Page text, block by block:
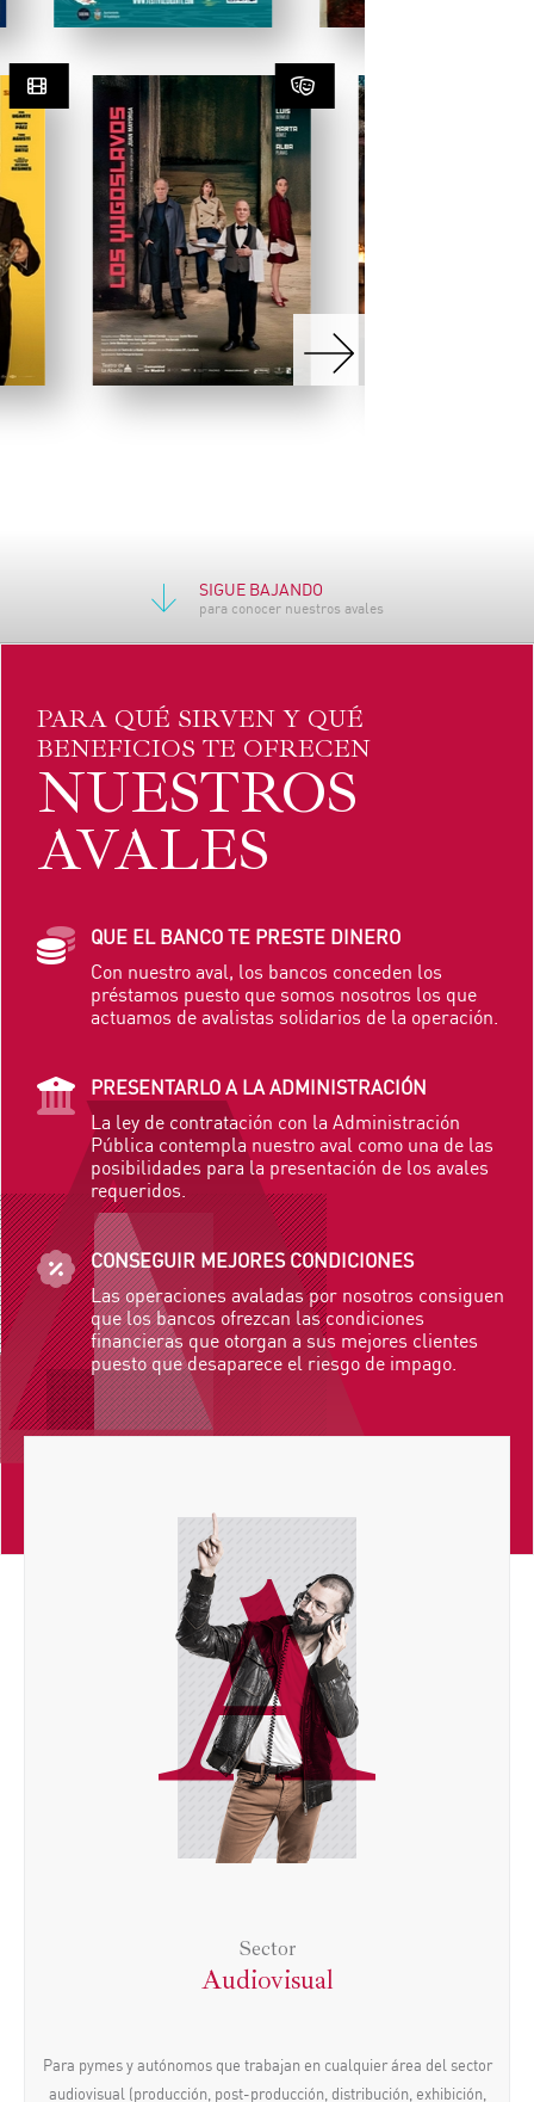
SIGUE BAJANDO
para conocer nuestros avales
PARA QUÉ SIRVEN Y QUÉ
BENEFICIOS TE OFRECEN
NUESTROS
AVALES
QUE EL BANCO TE PRESTE DINERO
Con nuestro aval, los bancos conceden los
préstamos puesto que somos nosotros los que
actuamos de avalistas solidarios de la operación.
PRESENTARLO A LA ADMINISTRACIÓN
La ley de contratación con la Administración
Pública contempla nuestro aval como una de las
posibilidades para la presentación de los avales
requeridos.
CONSEGUIR MEJORES CONDICIONES
Las operaciones avaladas por nosotros consiguen
que los bancos ofrezcan las condiciones
financieras que otorgan a sus mejores clientes
puesto que desaparece el riesgo de impago.
A
Sector
Audiovisual
Para pymes y autónomos que trabajan en cualquier área del sector
audiovisual (producción, post-producción, distribución, exhibición,